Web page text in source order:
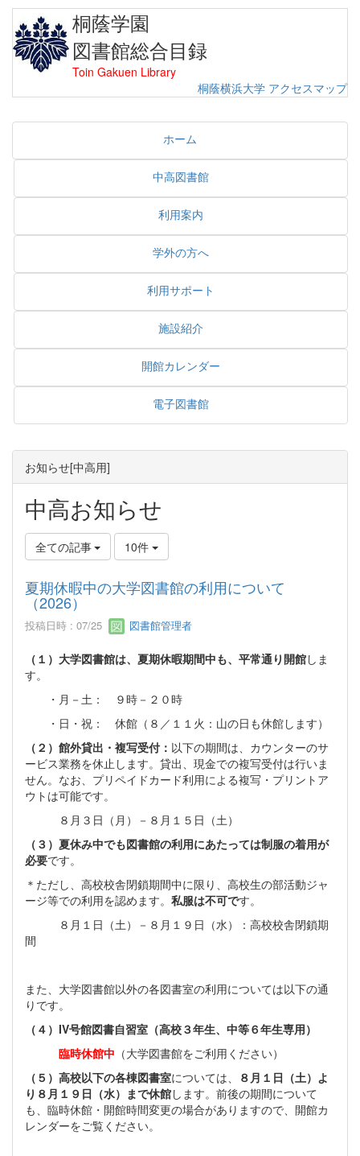
桐蔭学園
図書館総合目録
Toin Gakuen Library
桐蔭横浜大学 アクセスマップ
ホーム
中高図書館
利用案内
学外の方へ
利用サポート
施設紹介
開館カレンダー
電子図書館
お知らせ[中高用]
中高お知らせ
全ての記事 10件
夏期休暇中の大学図書館の利用について
（2026）
投稿日時 : 07/25 図書館管理者
（１）大学図書館は、夏期休暇期間中も、平常通り開館しま
す。
・月－土： ９時－２０時
・日・祝： 休館（８／１１火：山の日も休館します）
（２）館外貸出・複写受付： 以下の期間は、カウンターのサ
ービス業務を休止します。貸出、現金での複写受付は行いま
せん。なお、プリペイドカード利用による複写・プリントア
ウトは可能です。
８月３日（月）－８月１５日（土）
（３）夏休み中でも図書館の利用にあたっては制服の着用が
必要です。
＊ただし、高校校舎閉鎖期間中に限り、高校生の部活動ジャ
ージ等での利用を認めます。 私服は不可です。
８月１日（土）－８月１９日（水）：高校校舎閉鎖期
間
また、大学図書館以外の各図書室の利用については以下の通
りです。
（４）IV号館図書自習室（高校３年生、中等６年生専用）
臨時休館中 （大学図書館をご利用ください）
（５）高校以下の各棟図書室については、
８月１日（土）よ
り８月１９日（水）まで休館します。前後の期間について
も、臨時休館・開館時間変更の場合がありますので、開館カ
レンダーをご覧ください。